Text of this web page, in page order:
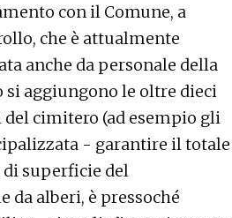
con il Comune, a
che è attualmente
anche da personale della
aggiungono le oltre dieci
cimitero (ad esempio gli
- garantire il totale
superficie del
da alberi, è pressoché